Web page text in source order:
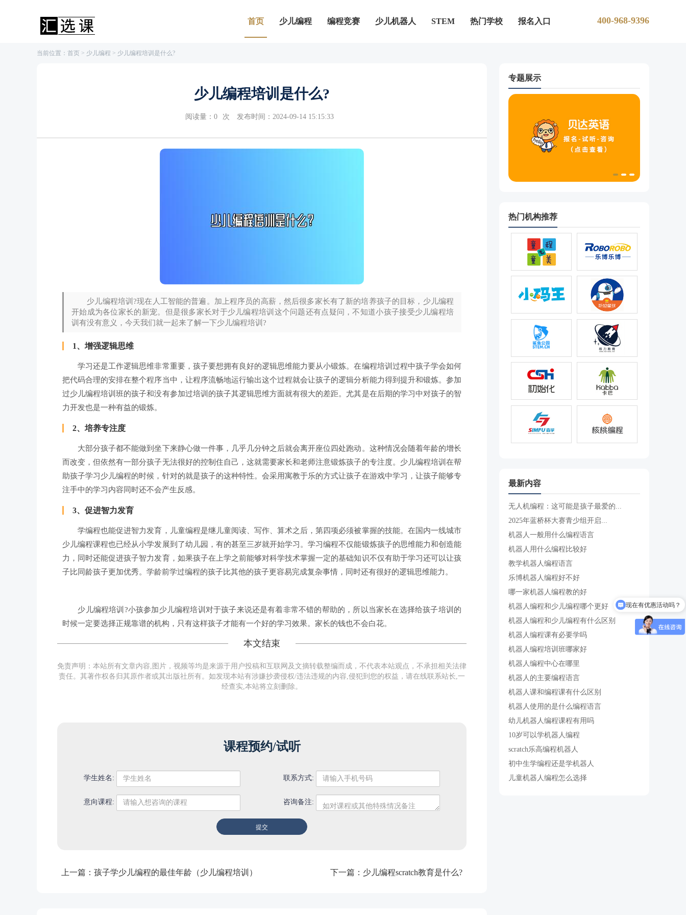
首页 少儿编程 编程竞赛 少儿机器人 STEM 热门学校 报名入口 400-968-9396
当前位置： 首页 > 少儿编程 > 少儿编程培训是什么?
少儿编程培训是什么?
阅读量： 0 次 发布时间：2024-09-14 15:15:33
少儿编程培训?现在人工智能的普遍。加上程序员的高薪，然后很多家长有了新的培养孩子的目标，少儿编程
开始成为各位家长的新宠。但是很多家长对于少儿编程培训这个问题还有点疑问，不知道小孩子接受少儿编程培
训有没有意义，今天我们就一起来了解一下少儿编程培训?
1、增强逻辑思维
学习还是工作逻辑思维非常重要，孩子要想拥有良好的逻辑思维能力要从小锻炼。在编程培训过程中孩子学会如何
把代码合理的安排在整个程序当中，让程序流畅地运行输出这个过程就会让孩子的逻辑分析能力得到提升和锻炼。参加
过少儿编程培训班的孩子和没有参加过培训的孩子其逻辑思维方面就有很大的差距。尤其是在后期的学习中对孩子的智
力开发也是一种有益的锻炼。
2、培养专注度
大部分孩子都不能做到坐下来静心做一件事，几乎几分钟之后就会离开座位四处跑动。这种情况会随着年龄的增长
而改变，但依然有一部分孩子无法很好的控制住自己，这就需要家长和老师注意锻炼孩子的专注度。少儿编程培训在帮
助孩子学习少儿编程的时候，针对的就是孩子的这种特性。会采用寓教于乐的方式让孩子在游戏中学习，让孩子能够专
注手中的学习内容同时还不会产生反感。
3、促进智力发育
学编程也能促进智力发育，儿童编程是继儿童阅读、写作、算术之后，第四项必须被掌握的技能。在国内一线城市
少儿编程课程也已经从小学发展到了幼儿园，有的甚至三岁就开始学习。学习编程不仅能锻炼孩子的思维能力和创造能
力，同时还能促进孩子智力发育，如果孩子在上学之前能够对科学技术掌握一定的基础知识不仅有助于学习还可以让孩
子比同龄孩子更加优秀。学龄前学过编程的孩子比其他的孩子更容易完成复杂事情，同时还有很好的逻辑思维能力。
少儿编程培训?小孩参加少儿编程培训对于孩子来说还是有着非常不错的帮助的，所以当家长在选择给孩子培训的
时候一定要选择正规靠谱的机构，只有这样孩子才能有一个好的学习效果。家长的钱也不会白花。
本文结束
免责声明：本站所有文章内容,图片，视频等均是来源于用户投稿和互联网及文摘转载整编而成，不代表本站观点，不承担相关法律
责任。其著作权各归其原作者或其出版社所有。如发现本站有涉嫌抄袭侵权/违法违规的内容,侵犯到您的权益，请在线联系站长,一
经查实,本站将立刻删除。
课程预约/试听
学生姓名: 联系方式:
意向课程: 咨询备注:
上一篇：孩子学少儿编程的最佳年龄（少儿编程培训） 下一篇： 少儿编程scratch教育是什么?
专题展示
热门机构推荐
最新内容
无人机编程：这可能是孩子最爱的...
2025年蓝桥杯大赛青少组开启...
机器人一般用什么编程语言
机器人用什么编程比较好
教学机器人编程语言
乐博机器人编程好不好
哪一家机器人编程教的好
机器人编程和少儿编程哪个更好
机器人编程和少儿编程有什么区别
机器人编程课有必要学吗
机器人编程培训班哪家好
机器人编程中心在哪里
机器人的主要编程语言
机器人课和编程课有什么区别
机器人使用的是什么编程语言
幼儿机器人编程课程有用吗
10岁可以学机器人编程
scratch乐高编程机器人
初中生学编程还是学机器人
儿童机器人编程怎么选择
现在有优惠活动吗？